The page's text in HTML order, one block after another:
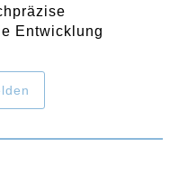
Entwicklung